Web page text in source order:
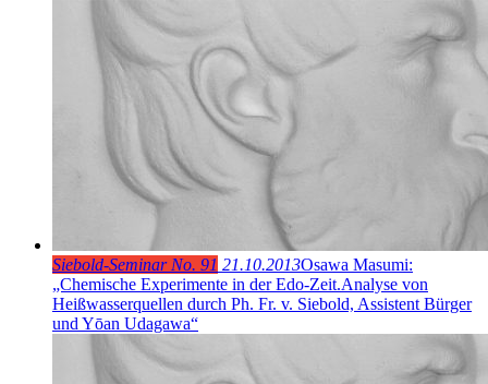
Siebold-Seminar No. 91 21.10.2013Osawa Masumi:
„Chemische Experimente in der Edo-Zeit.Analyse von
Heißwasserquellen durch Ph. Fr. v. Siebold, Assistent Bürger
und Yōan Udagawa“